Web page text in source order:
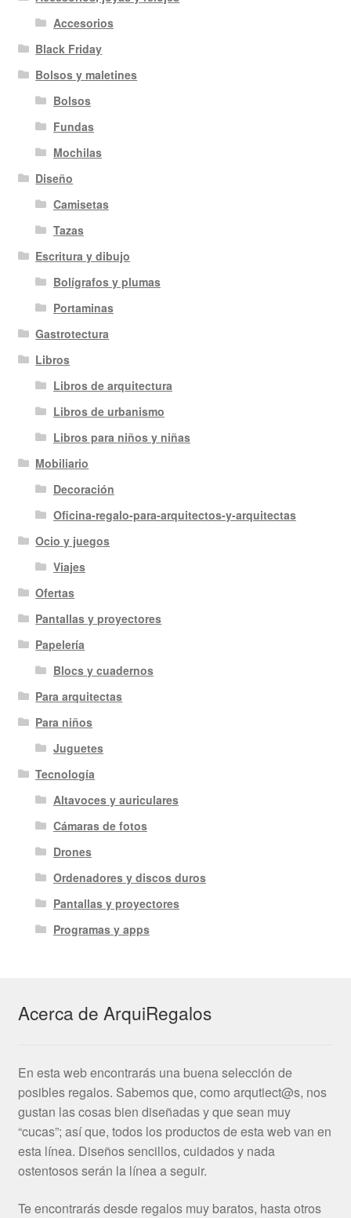
Accesorios
Black Friday
Bolsos y maletines
Bolsos
Fundas
Mochilas
Diseño
Camisetas
Tazas
Escritura y dibujo
Bolígrafos y plumas
Portaminas
Gastrotectura
Libros
Libros de arquitectura
Libros de urbanismo
Libros para niños y niñas
Mobiliario
Decoración
Oficina-regalo-para-arquitectos-y-arquitectas
Ocio y juegos
Viajes
Ofertas
Pantallas y proyectores
Papelería
Blocs y cuadernos
Para arquitectas
Para niños
Juguetes
Tecnología
Altavoces y auriculares
Cámaras de fotos
Drones
Ordenadores y discos duros
Pantallas y proyectores
Programas y apps
Acerca de ArquiRegalos
En esta web encontrarás una buena selección de
posibles regalos. Sabemos que, como arqutiect@s, nos
gustan las cosas bien diseñadas y que sean muy
“cucas”; así que, todos los productos de esta web van en
esta línea. Diseños sencillos, cuidados y nada
ostentosos serán la línea a seguir.
Te encontrarás desde regalos muy baratos, hasta otros